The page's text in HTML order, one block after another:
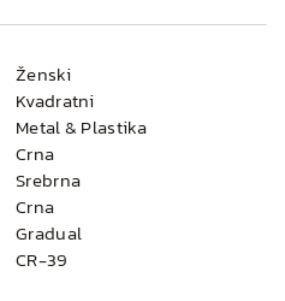
Ženski
Kvadratni
Metal & Plastika
Crna
Srebrna
Crna
Gradual
CR-39